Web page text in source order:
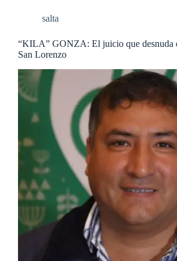
salta
“KILA” GONZA: El juicio que desnuda
San Lorenzo